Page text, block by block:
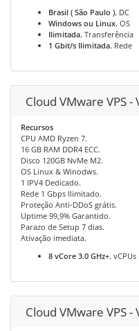
Brasil ( São Paulo ). DC
Windows ou Linux. OS
Ilimitada. Transferência
1 Gbit/s Ilimitada. Rede
Cloud VMware VPS
Recursos
CPU AMD Ryzen 7.
16 GB RAM DDR4 ECC.
Disco 120GB NvMe M2.
OS Linux & Winodws.
1 IPV4 Dedicado.
Rede 1 Gbps Ilimitado.
Proteção Anti-DDoS grátis.
Uptime 99,9% Garantido.
Parazo de Setup 7 dias.
Ativação imediata.
8 vCore 3.0 GHz+. vCPUs
Cloud VMware VPS